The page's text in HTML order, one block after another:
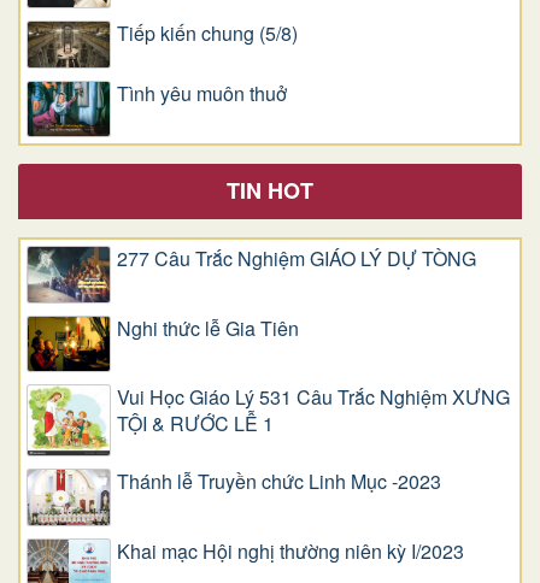
Tiếp kiến chung (5/8)
Tình yêu muôn thuở
TIN HOT
277 Câu Trắc Nghiệm GIÁO LÝ DỰ TÒNG
Nghi thức lễ Gia Tiên
Vui Học Giáo Lý 531 Câu Trắc Nghiệm XƯNG
TỘI & RƯỚC LỄ 1
Thánh lễ Truyền chức Linh Mục -2023
Khai mạc Hội nghị thường niên kỳ I/2023